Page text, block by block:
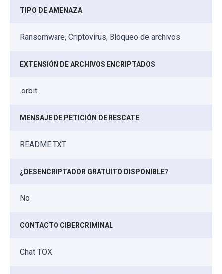
TIPO DE AMENAZA
Ransomware, Criptovirus, Bloqueo de archivos
EXTENSIÓN DE ARCHIVOS ENCRIPTADOS
.orbit
MENSAJE DE PETICIÓN DE RESCATE
README.TXT
¿DESENCRIPTADOR GRATUITO DISPONIBLE?
No
CONTACTO CIBERCRIMINAL
Chat TOX